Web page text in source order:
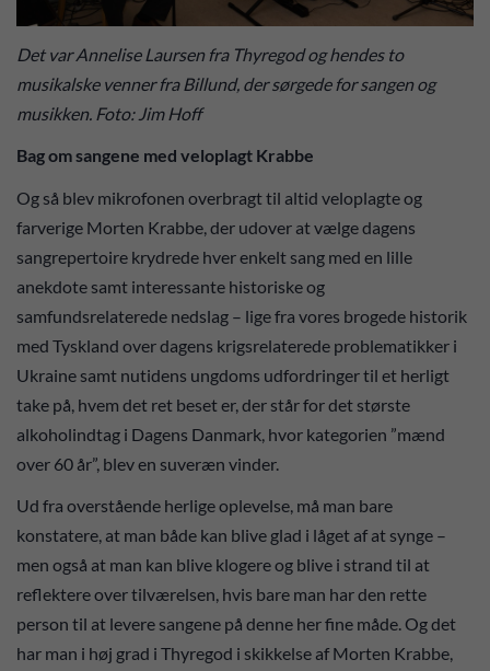
Det var Annelise Laursen fra Thyregod og hendes to
musikalske venner fra Billund, der sørgede for sangen og
musikken. Foto: Jim Hoff
Bag om sangene med veloplagt Krabbe
Og så blev mikrofonen overbragt til altid veloplagte og
farverige Morten Krabbe, der udover at vælge dagens
sangrepertoire krydrede hver enkelt sang med en lille
anekdote samt interessante historiske og
samfundsrelaterede nedslag – lige fra vores brogede historik
med Tyskland over dagens krigsrelaterede problematikker i
Ukraine samt nutidens ungdoms udfordringer til et herligt
take på, hvem det ret beset er, der står for det største
alkoholindtag i Dagens Danmark, hvor kategorien ”mænd
over 60 år”, blev en suveræn vinder.
Ud fra overstående herlige oplevelse, må man bare
konstatere, at man både kan blive glad i låget af at synge –
men også at man kan blive klogere og blive i strand til at
reflektere over tilværelsen, hvis bare man har den rette
person til at levere sangene på denne her fine måde. Og det
har man i høj grad i Thyregod i skikkelse af Morten Krabbe,